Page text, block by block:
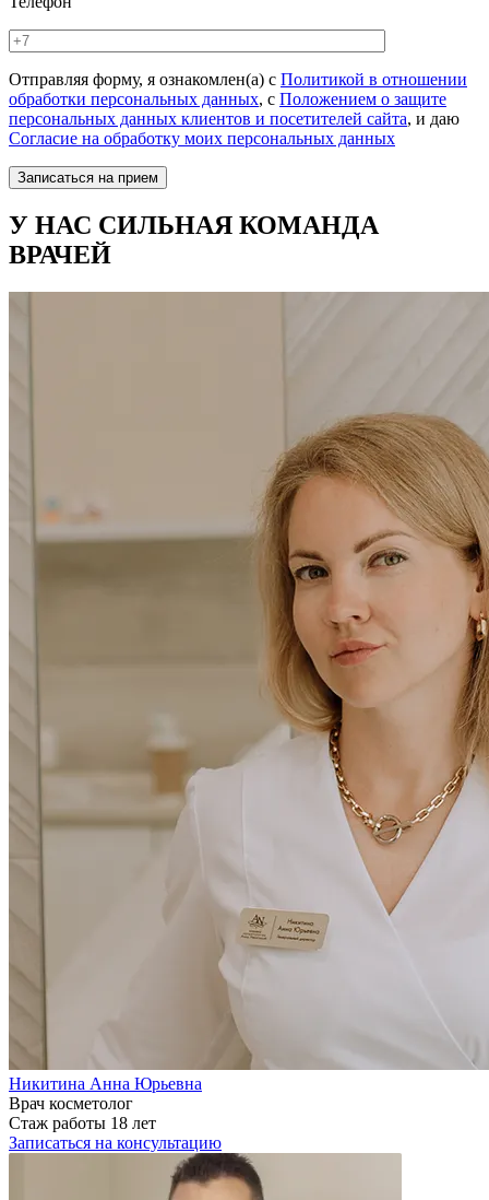
Отправляя форму, я ознакомлен(а) с Политикой в отношении
обработки персональных данных, с Положением о защите
персональных данных клиентов и посетителей сайта, и даю
Согласие на обработку моих персональных данных
У НАС СИЛЬНАЯ КОМАНДА
ВРАЧЕЙ
Никитина Анна Юрьевна
Врач косметолог
Стаж работы 18 лет
Записаться на консультацию